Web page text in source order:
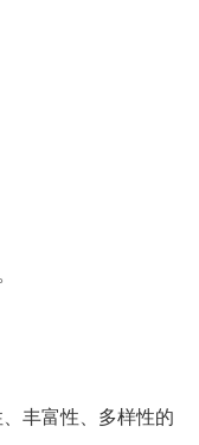
丰富性、多样性的